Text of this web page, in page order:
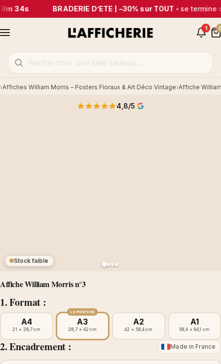
34s BRADERIE D’ÉTÉ | –30% sur TOUT• se termine
1
Accueil
Affiches William Morris – Posters Floraux & Art Déco Vintage Affiche
Affiche William Morris n°3
1. Format :
Stock faible
4,8/5
A4
21 × 29,7 cm
LE PRÉFÉRÉ
A3
29,7 × 42 cm
A2
42 × 59,4 cm
A1
59,4 × 84,1 cm
2. Encadrement : Made in France